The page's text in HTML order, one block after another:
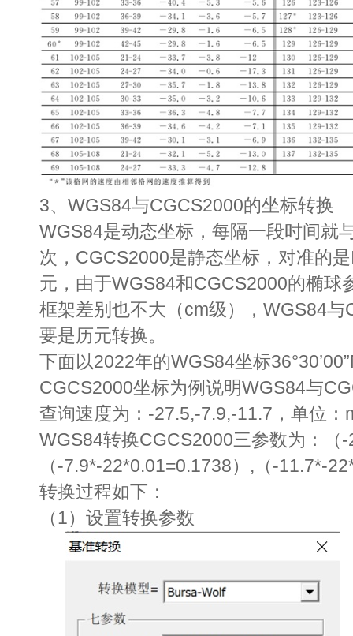
3、WGS84与CGCS2000的坐标转换
WGS84是动态坐标，每隔一段时间就
次，CGCS2000是静态坐标，对准的
元，由于WGS84和CGCS2000的椭球
框架差别也不大（cm级），WGS84
要是历元转换。
下面以2022年的WGS84坐标
CGCS2000坐标为例说明WGS84与
查询速度为：-27.5,-7.9,-11.7，单位：
WGS84转换CGCS2000三参数为：（
（-7.9*-22*0.01=0.1738）,（-11.7*-
转换过程如下：
（1）设置转换参数